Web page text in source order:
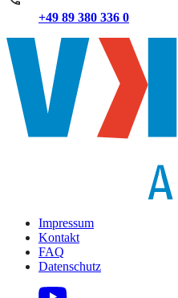
+49 89 380 336 0
Impressum
Kontakt
FAQ
Datenschutz